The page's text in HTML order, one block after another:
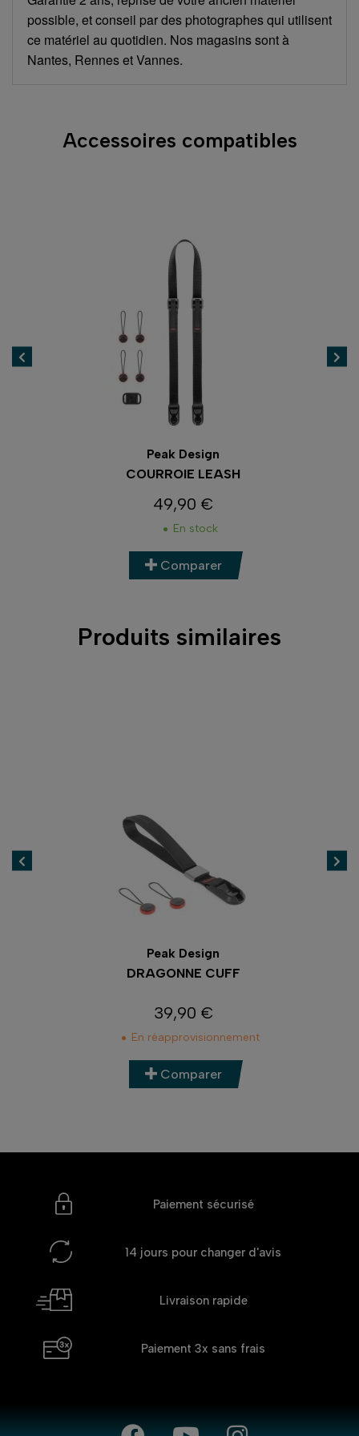
possible, et conseil par des photographes qui utilisent
ce matériel au quotidien. Nos magasins sont à
Nantes, Rennes et Vannes.
Accessoires compatibles
Peak Design
COURROIE LEASH
Prix
49,90 €
En stock
Comparer
Produits similaires
Peak Design
DRAGONNE CUFF
Prix
39,90 €
En réapprovisionnement
Comparer
Paiement sécurisé
14 jours pour changer d'avis
Livraison rapide
Paiement 3x sans frais